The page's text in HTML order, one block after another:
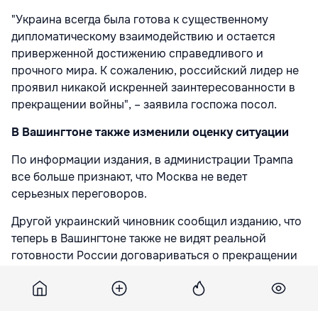
"Украина всегда была готова к существенному
дипломатическому взаимодействию и остается
приверженной достижению справедливого и
прочного мира. К сожалению, российский лидер не
проявил никакой искренней заинтересованности в
прекращении войны", – заявила госпожа посол.
В Вашингтоне также изменили оценку ситуации
По информации издания, в администрации Трампа
все больше признают, что Москва не ведет
серьезных переговоров.
Другой украинский чиновник сообщил изданию, что
теперь в Вашингтоне также не видят реальной
готовности России договариваться о прекращении
"Мы не видим никакого реального участия России в